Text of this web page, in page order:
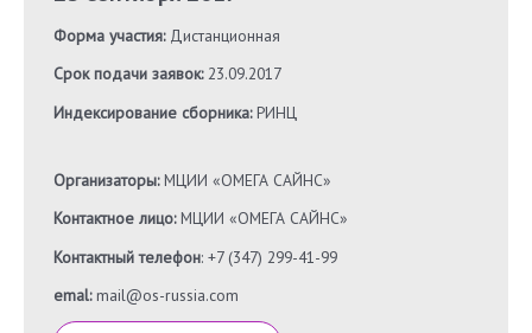
Форма участия:Дистанционная
Срок подачи заявок:23.09.2017
Индексирование сборника:РИНЦ
Организаторы:МЦИИ «ОМЕГА САЙНС»
Контактное лицо:МЦИИ «ОМЕГА САЙНС»
Контактный телефон: +7 (347) 299-41-99
emal:mail@os-russia.com